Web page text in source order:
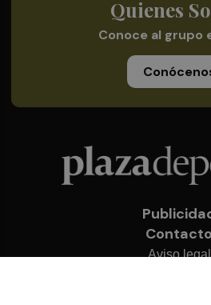
Quienes
Conoce al grupo
Contacto
Aviso legal